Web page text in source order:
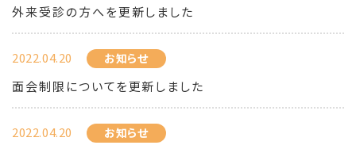
外来受診の方へを更新しました
2022.04.20 お知らせ
面会制限についてを更新しました
2022.04.20 お知らせ